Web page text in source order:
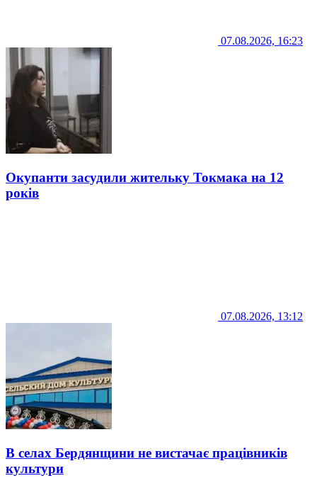
07.08.2026, 16:23
Окупанти засудили жительку Токмака на 12
років
07.08.2026, 13:12
В селах Бердянщини не вистачає працівників
культури